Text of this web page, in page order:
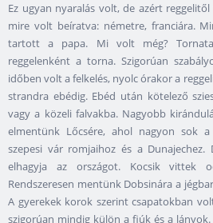
Ez ugyan nyaralás volt, de azért
mire volt beíratva: németre, franciára.
tartott a papa. Mi volt még?
reggelenként a torna. Szigorúan
időben volt a felkelés, nyolc órakor a
strandra ebédig. Ebéd után kötelező
vagy a közeli falvakba. Nagyobb
elmentünk Lőcsére, ahol nagyon sok
szepesi vár romjaihoz és a
elhagyja az országot. Kocsik vittek
Rendszeresen mentünk Dobsinára a
A gyerekek korok szerint csapatokban
szigorúan mindig külön a fiúk és a